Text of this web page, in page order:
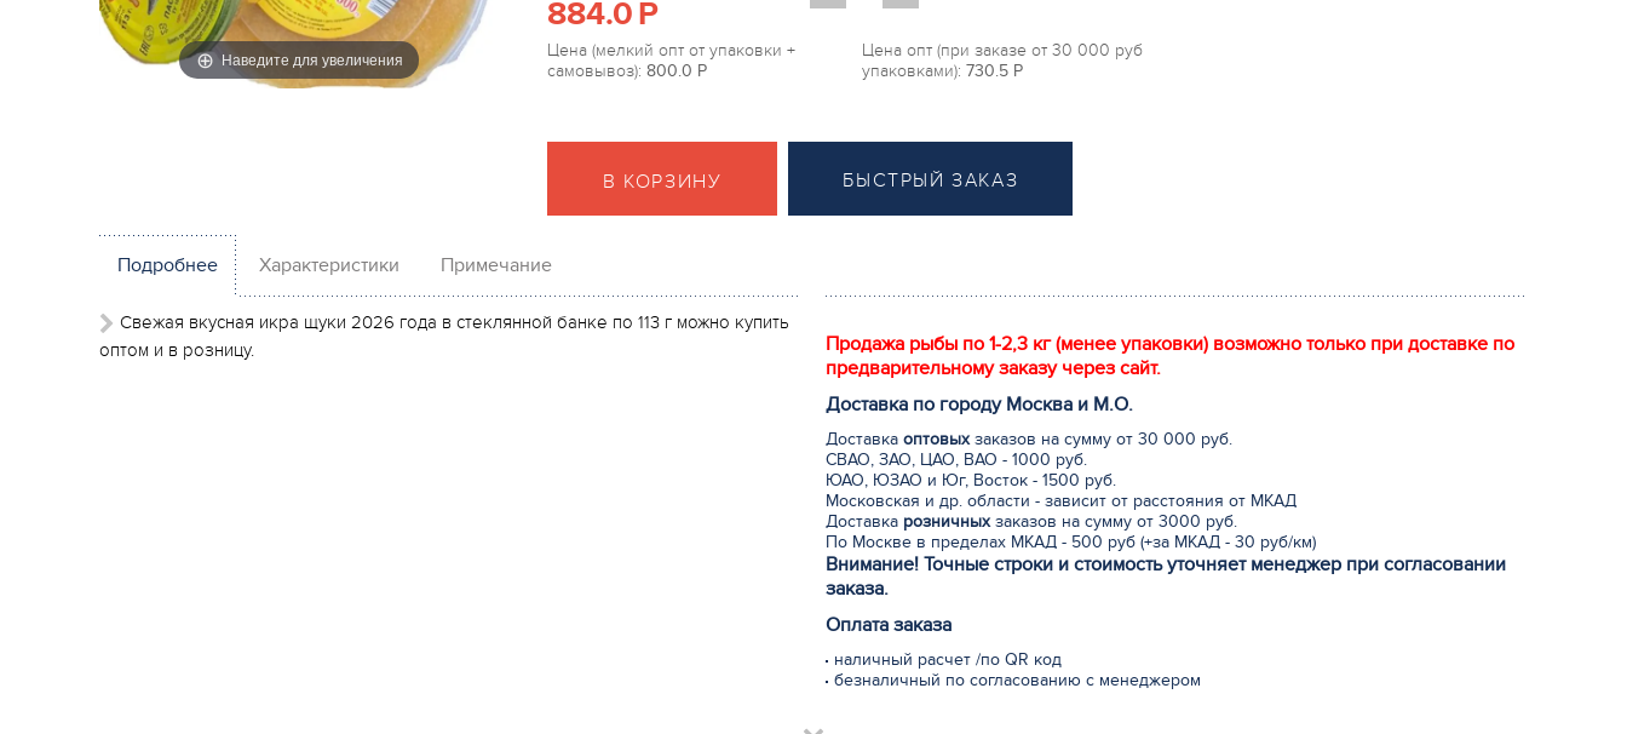
Наведите для увеличения
884.0P
Цена (мелкий опт от упаковки +
самовывоз): 800.0 P
Цена опт (при заказе от 30 000 руб
упаковками): 730.5 P
В КОРЗИНУ БЫСТРЫЙ ЗАКАЗ
Подробнее Характеристики Примечание
Свежая вкусная икра щуки 2026 года в стеклянной банке по 113 г можно купить
оптом и в розницу.
Продажа рыбы по 1-2,3 кг (менее упаковки) возможно только при доставке по
предварительному заказу через сайт.
Доставка по городу Москва и М.О.
Доставка оптовыхзаказов на сумму от 30 000 руб.
СВАО, ЗАО, ЦАО, ВАО - 1000 руб.
ЮАО, ЮЗАО и Юг, Восток - 1500 руб.
Московская и др. области - зависит от расстояния от МКАД
Доставка розничныхзаказов на сумму от 3000 руб.
По Москве в пределах МКАД - 500 руб (+за МКАД - 30 руб/км)
Внимание! Точные строки и стоимость уточняет менеджер при согласовании
заказа.
Оплата заказа
наличный расчет /по QR код
безналичный по согласованию с менеджером